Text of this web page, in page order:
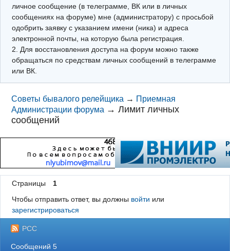
Фотохостинг
Телеграм
личное сообщение (в телеграмме, ВК или в личных
сообщениях на форуме) мне (администратору) с просьбой
одобрить заявку с указанием имени (ника) и адреса
электронной почты, на которую была регистрация.
2. Для восстановления доступа на форум можно также
обращаться по средствам личных сообщений в телеграмме
или ВК.
Советы бывалого релейщика → Приемная
Администрации форума →Лимит личных
сообщений
Страницы
1
Чтобы отправить ответ, вы должны войти или
зарегистрироваться
РСС
Сообщений 5